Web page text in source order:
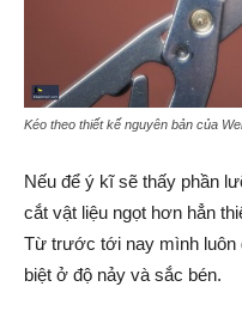
Kéo theo thiết kế nguyên bản của
Nếu để ý kĩ sẽ thấy phần
cắt vật liệu ngọt hơn hẳn
Từ trước tới nay mình luôn
biệt ở độ nảy và sắc bén.